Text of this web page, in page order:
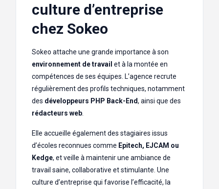
culture d’entreprise
chez Sokeo
Sokeo attache une grande importance à son
environnement de travail et à la montée en
compétences de ses équipes. L’agence recrute
régulièrement des profils techniques, notamment
des développeurs PHP Back-End, ainsi que des
rédacteurs web.
Elle accueille également des stagiaires issus
d’écoles reconnues comme Epitech, EJCAM ou
Kedge, et veille à maintenir une ambiance de
travail saine, collaborative et stimulante. Une
culture d’entreprise qui favorise l’efficacité, la